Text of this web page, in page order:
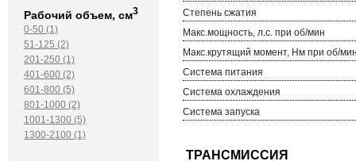
Рабочий объем, см3
0-50 (1)
51-125 (2)
201-250 (1)
401-600 (2)
601-800 (5)
801-1000 (2)
1001-1300 (5)
1300-2100 (1)
Степень сжатия
Макс.мощность, л.с. при об/мин
Макс.крутящий момент, Нм при об/
Система питания
Система охлаждения
Система запуска